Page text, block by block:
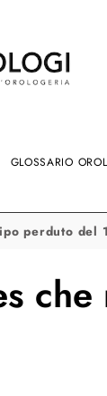
GLOSSARIO
perduto del
che